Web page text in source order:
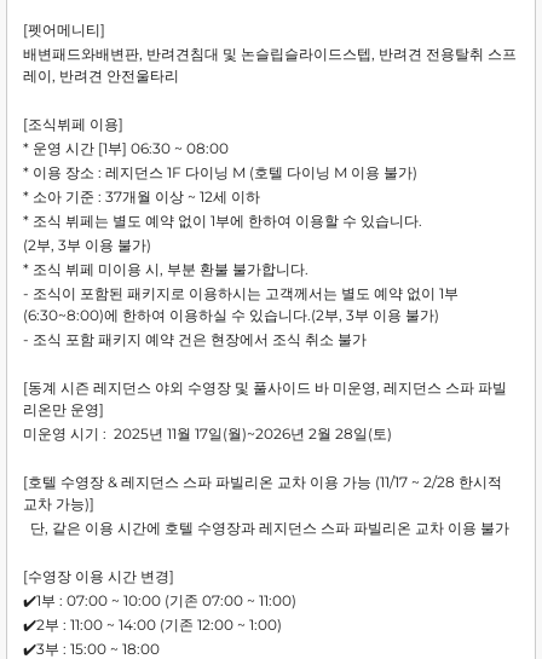
[펫어메니티]
배변패드와배변판, 반려견침대 및 논슬립슬라이드스텝, 반려견 전용탈취 스프
레이, 반려견 안전울타리
[조식뷔페 이용]
* 운영 시간 [1부] 06:30 ~ 08:00
* 이용 장소 : 레지던스 1F 다이닝 M (호텔 다이닝 M 이용 불가)
* 소아 기준 : 37개월 이상 ~ 12세 이하
* 조식 뷔페는 별도 예약 없이 1부에 한하여 이용할 수 있습니다.
(2부, 3부 이용 불가)
* 조식 뷔페 미이용 시, 부분 환불 불가합니다.
- 조식이 포함된 패키지로 이용하시는 고객께서는 별도 예약 없이 1부
(6:30~8:00)에 한하여 이용하실 수 있습니다.(2부, 3부 이용 불가)
- 조식 포함 패키지 예약 건은 현장에서 조식 취소 불가
[동계 시즌 레지던스 야외 수영장 및 풀사이드 바 미운영, 레지던스 스파 파빌
리온만 운영]
미운영 시기 : 2025년 11월 17일(월)~2026년 2월 28일(토)
[호텔 수영장 & 레지던스 스파 파빌리온 교차 이용 가능 (11/17 ~ 2/28 한시적
교차 가능)]
단, 같은 이용 시간에 호텔 수영장과 레지던스 스파 파빌리온 교차 이용 불가
[수영장 이용 시간 변경]
✔️1부 : 07:00 ~ 10:00 (기존 07:00 ~ 11:00)
✔️2부 : 11:00 ~ 14:00 (기존 12:00 ~ 1:00)
✔️3부 : 15:00 ~ 18:00